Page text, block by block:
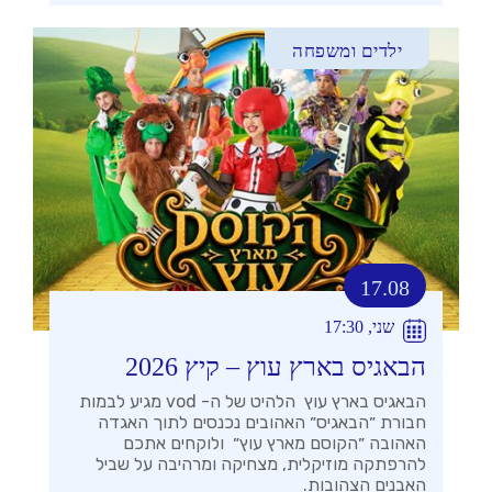
ילדים ומשפחה
17.08
שני, 17:30
הבאגיס בארץ עוץ – קיץ 2026
הבאגיס בארץ עוץ הלהיט של ה- vod מגיע לבמות
חבורת ״הבאגיס״ האהובים נכנסים לתוך האגדה
האהובה ״הקוסם מארץ עוץ״ ולוקחים אתכם
להרפתקה מוזיקלית, מצחיקה ומרהיבה על שביל
האבנים הצהובות.